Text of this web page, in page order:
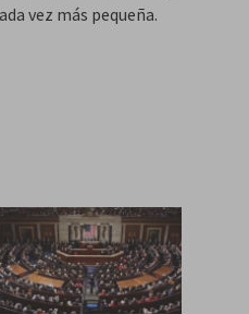
vez más pequeña.